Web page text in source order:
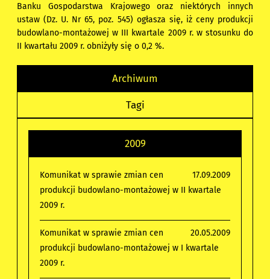
Banku Gospodarstwa Krajowego oraz niektórych innych
ustaw (Dz. U. Nr 65, poz. 545) ogłasza się, iż ceny produkcji
budowlano-montażowej w III kwartale 2009 r. w stosunku do
II kwartału 2009 r. obniżyły się o 0,2 %.
Archiwum
Tagi
2009
17.09.2009
Komunikat w sprawie zmian cen
produkcji budowlano-montażowej w II kwartale
2009 r.
20.05.2009
Komunikat w sprawie zmian cen
produkcji budowlano-montażowej w I kwartale
2009 r.